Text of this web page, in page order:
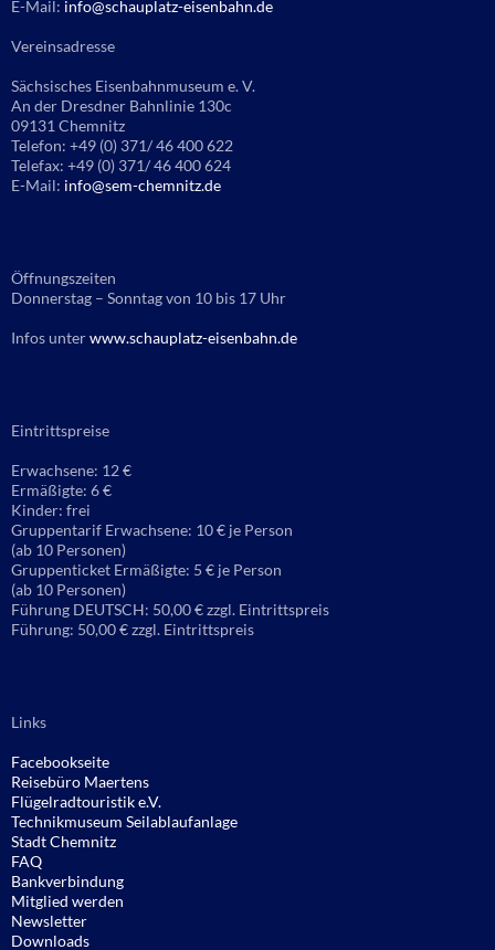
E-Mail: info@schauplatz-eisenbahn.de
Vereinsadresse
Sächsisches Eisenbahnmuseum e. V.
An der Dresdner Bahnlinie 130c
09131 Chemnitz
Telefon: +49 (0) 371/ 46 400 622
Telefax: +49 (0) 371/ 46 400 624
E-Mail: info@sem-chemnitz.de
Öffnungszeiten
Donnerstag – Sonntag von 10 bis 17 Uhr
Infos unterwww.schauplatz-eisenbahn.de
Eintrittspreise
Erwachsene: 12 €
Ermäßigte: 6 €
Kinder: frei
Gruppentarif Erwachsene: 10 € je Person
(ab 10 Personen)
Gruppenticket Ermäßigte: 5 € je Person
(ab 10 Personen)
Führung DEUTSCH: 50,00 € zzgl. Eintrittspreis
Führung: 50,00 € zzgl. Eintrittspreis
Links
Facebookseite
Reisebüro Maertens
Flügelradtouristik e.V.
Technikmuseum Seilablaufanlage
Stadt Chemnitz
FAQ
Bankverbindung
Mitglied werden
Newsletter
Downloads